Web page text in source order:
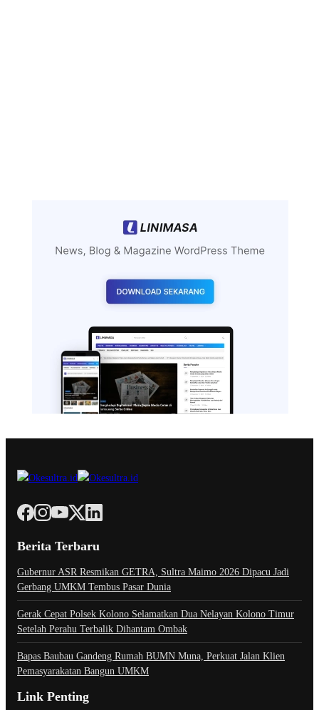
Berita Terbaru
Gubernur ASR Resmikan GETRA, Sultra Maimo 2026 Dipacu Jadi
Gerbang UMKM Tembus Pasar Dunia
Gerak Cepat Polsek Kolono Selamatkan Dua Nelayan Kolono Timur
Setelah Perahu Terbalik Dihantam Ombak
Bapas Baubau Gandeng Rumah BUMN Muna, Perkuat Jalan Klien
Pemasyarakatan Bangun UMKM
Link Penting